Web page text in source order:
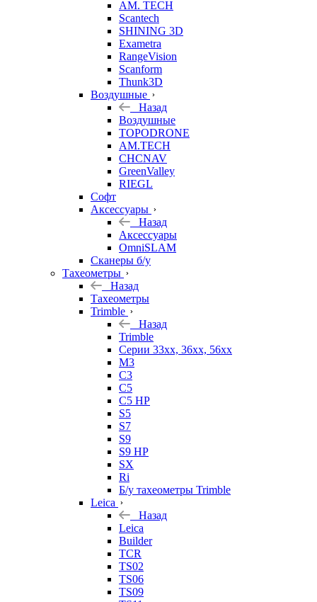
AM. TECH
Scantech
SHINING 3D
Exametra
RangeVision
Scanform
Thunk3D
Воздушные
Назад
Воздушные
TOPODRONE
AM.TECH
CHCNAV
GreenValley
RIEGL
Софт
Аксессуары
Назад
Аксессуары
OmniSLAM
Сканеры б/у
Тахеометры
Назад
Тахеометры
Trimble
Назад
Trimble
Серии 33xx, 36xx, 56xx
M3
C3
C5
C5 HP
S5
S7
S9
S9 HP
SX
Ri
Б/у тахеометры Trimble
Leica
Назад
Leica
Builder
TCR
TS02
TS06
TS09